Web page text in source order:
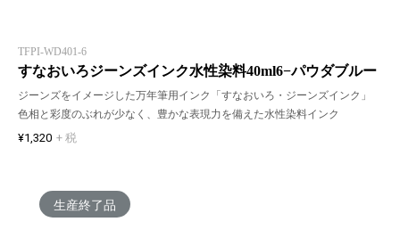
TFPI-WD401-6
すなおいろジーンズインク水性染料40ml6−パウダブルー
ジーンズをイメージした万年筆用インク「すなおいろ・ジーンズインク」
色相と彩度のぶれが少なく、豊かな表現力を備えた水性染料インク
¥1,320 + 税
生産終了品